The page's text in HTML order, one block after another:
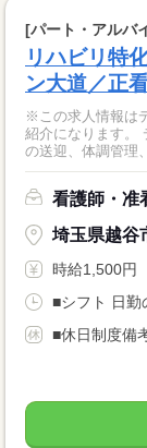
[パート・アルバ
リハビリ特
ン大道／正
※この求人情報は
紹介になります。
の送迎、体調管理
看護師・准
埼玉県越谷
時給1,500円
■シフト 日勤
■休日制度備